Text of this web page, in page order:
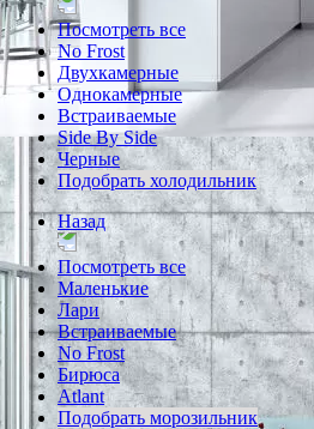
Посмотреть все
No Frost
Двухкамерные
Однокамерные
Встраиваемые
Side By Side
Черные
Подобрать холодильник
Назад
Посмотреть все
Маленькие
Лари
Встраиваемые
No Frost
Бирюса
Atlant
Подобрать морозильник